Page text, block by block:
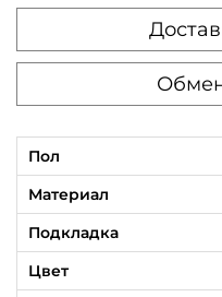
Пол
Материал
Подкладка
Цвет